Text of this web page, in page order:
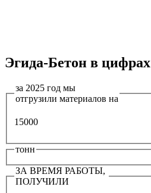
Эгида-Бетон в цифрах
за 2025 год мы
отгрузили материалов на
15000
тонн
ЗА ВРЕМЯ РАБОТЫ,
ПОЛУЧИЛИ